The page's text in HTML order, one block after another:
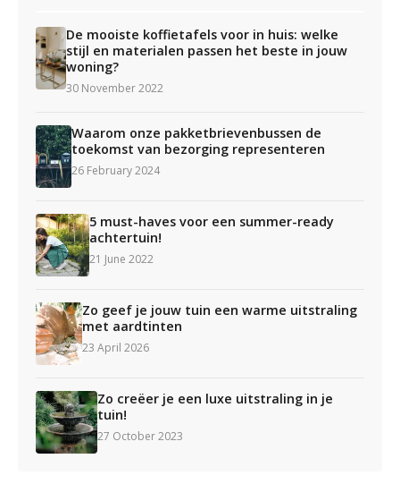
De mooiste koffietafels voor in huis: welke
stijl en materialen passen het beste in jouw
woning?
30 November 2022
Waarom onze pakketbrievenbussen de
toekomst van bezorging representeren
26 February 2024
5 must-haves voor een summer-ready
achtertuin!
21 June 2022
Zo geef je jouw tuin een warme uitstraling
met aardtinten
23 April 2026
Zo creëer je een luxe uitstraling in je
tuin!
27 October 2023